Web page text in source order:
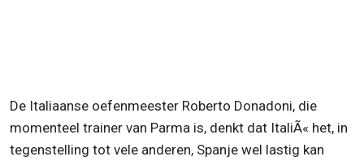
De Italiaanse oefenmeester Roberto Donadoni, die
momenteel trainer van Parma is, denkt dat ItaliÃ« het, in
tegenstelling tot vele anderen, Spanje wel lastig kan